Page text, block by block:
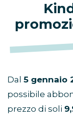
Dal 5 gennaio
possibile
prezzo di soli